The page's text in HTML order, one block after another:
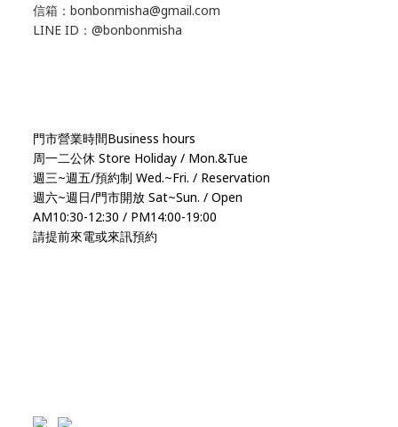
信箱：bonbonmisha@gmail.com
LINE ID：@bonbonmisha
門市營業時間Business hours
周一二公休 Store Holiday / Mon.&Tue
週三~週五/預約制 Wed.~Fri. / Reservation
週六~週日/門市開放 Sat~Sun. / Open
AM10:30-12:30 / PM14:00-19:00
請提前來電或來訊預約